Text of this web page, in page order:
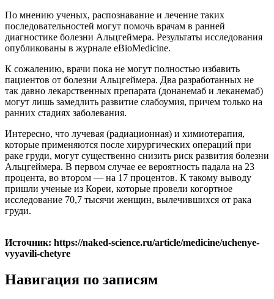
По мнению ученых, распознавание и лечение таких
последовательностей могут помочь врачам в ранней
диагностике болезни Альцгеймера. Результаты исследования
опубликованы в журнале eBioMedicine.
К сожалению, врачи пока не могут полностью избавить
пациентов от болезни Альцгеймера. Два разработанных не
так давно лекарственных препарата (донанемаб и леканемаб)
могут лишь замедлить развитие слабоумия, причем только на
ранних стадиях заболевания.
Интересно, что лучевая (радиационная) и химиотерапия,
которые применяются после хирургических операций при
раке груди, могут существенно снизить риск развития болезни
Альцгеймера. В первом случае ее вероятность падала на 23
процента, во втором — на 17 процентов. К такому выводу
пришли ученые из Кореи, которые провели когортное
исследование 70,7 тысячи женщин, вылечившихся от рака
груди.
Источник: https://naked-science.ru/article/medicine/uchenye-
vyyavili-chetyre
Навигация по записям